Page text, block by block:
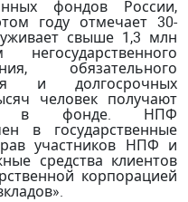
фондов России,
году отмечает 30-
свыше 1,3 млн
обязательного
и долгосрочных
человек получают
в фонде. НПФ
в государственные
участников НПФ и
средства клиентов
корпорацией